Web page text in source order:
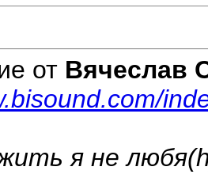
от Вячеслав
я не